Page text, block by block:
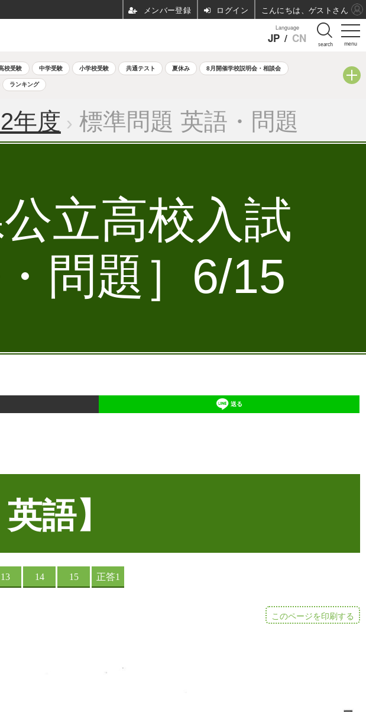
menu
Language
JP / CN search
校受験 中学受験 小学校受験 共通テスト 夏休み 8月開催学校説明会・相談会
ランキング
年度 標準問題 英語・問題
立高校入試
問題］6/15
送る
語】
このページを印刷する
ログイン こんにちは、ゲストさん